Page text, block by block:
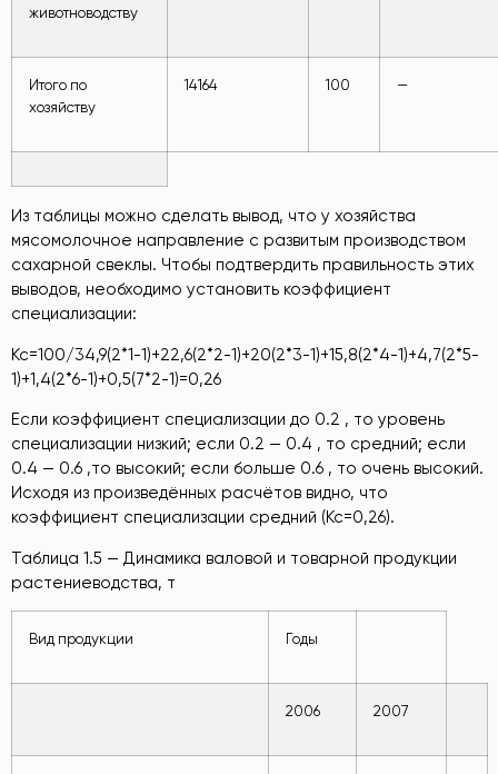
животноводству
Итого по
хозяйству
14164 100 —
Из таблицы можно сделать вывод, что у хозяйства
мясомолочное направление с развитым производством
сахарной свеклы. Чтобы подтвердить правильность этих
выводов, необходимо установить коэффициент
специализации:
Кс=100/34,9(2*1-1)+22,6(2*2-1)+20(2*3-1)+15,8(2*4-1)+4,7(2*5-
1)+1,4(2*6-1)+0,5(7*2-1)=0,26
Если коэффициент специализации до 0.2 , то уровень
специализации низкий; если 0.2 — 0.4 , то средний; если
0.4 — 0.6 ,то высокий; если больше 0.6 , то очень высокий.
Исходя из произведённых расчётов видно, что
коэффициент специализации средний (Кс=0,26).
Таблица 1.5 — Динамика валовой и товарной продукции
растениеводства, т
Вид продукции Годы
2006 2007